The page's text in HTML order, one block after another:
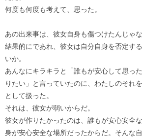
何度も何度も考えて、思った。
あの出来事は、彼女自身も傷つけたんじゃな
結果的にであれ、彼女は自分自身を否定す
いか。
あんなにキラキラと「誰もが安心して思っ
りたい」と言っていたのに、わたしのそれ
として扱った。
それは、彼女が弱いからだ。
彼女が作りたかったのは、誰もが安心安全
身が安心安全な場所だったからだ。そんな